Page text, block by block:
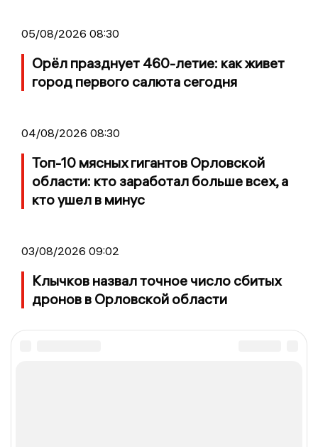
05/08/2026 08:30
Орёл празднует 460-летие: как живет
город первого салюта сегодня
04/08/2026 08:30
Топ-10 мясных гигантов Орловской
области: кто заработал больше всех, а
кто ушел в минус
03/08/2026 09:02
Клычков назвал точное число сбитых
дронов в Орловской области